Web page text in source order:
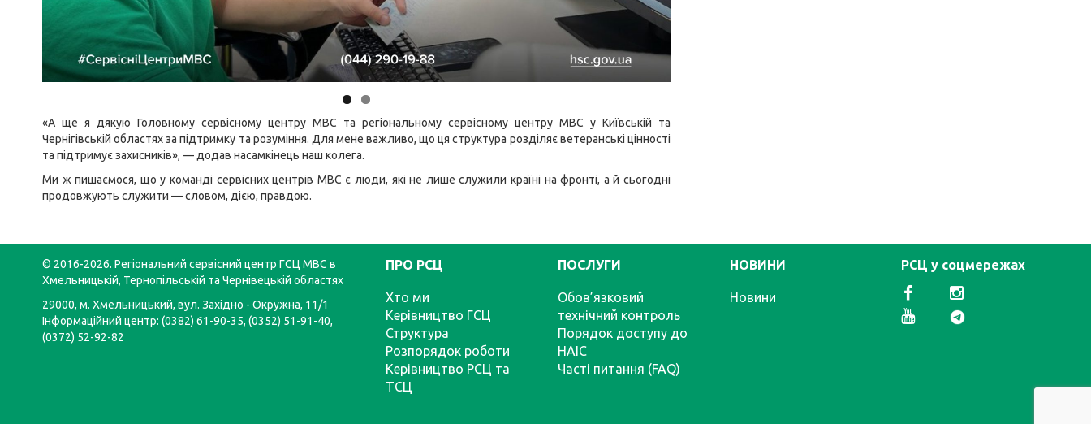
«А ще я дякую Головному сервісному центру МВС та регіональному сервісному центру МВС у Київській та
Чернігівській областях за підтримку та розуміння. Для мене важливо, що ця структура розділяє ветеранські цінності
та підтримує захисників», — додав насамкінець наш колега.
Ми ж пишаємося, що у команді сервісних центрів МВС є люди, які не лише служили країні на фронті, а й сьогодні
продовжують служити — словом, дією, правдою.
© 2016-2026. Регіональний сервісний центр ГСЦ МВС в
Хмельницькій, Тернопільській та Чернівецькій областях
29000, м. Хмельницький, вул. Західно - Окружна, 11/1
Інформаційний центр: (0382) 61-90-35, (0352) 51-91-40,
(0372) 52-92-82
ПРО РСЦ
Хто ми
Керівництво ГСЦ
Структура
Розпорядок роботи
Керівництво РСЦ та
ТСЦ
ПОСЛУГИ
Обов’язковий
технічний контроль
Порядок доступу до
НАІС
Часті питання (FAQ)
НОВИНИ
Новини
РСЦ у соцмережах